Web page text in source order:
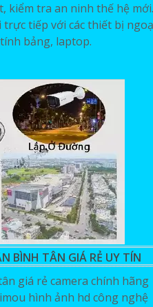
kiểm tra an ninh thế hệ mới.
trực tiếp với các thiết bị
bảng, laptop.
BÌNH TÂN GIÁ RẺ UY TÍN
giá rẻ camera chính hãng
hình ảnh hd công nghệ